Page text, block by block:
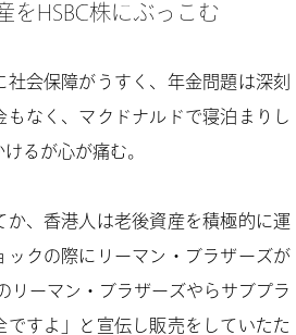
をHSBC株にぶっこむ
会保障がうすく、年金問題は深刻
もなく、マクドナルドで寝泊まりし
るが心が痛む。
か、香港人は老後資産を積極的に運
ックの際にリーマン・ブラザーズが
リーマン・ブラザーズやらサブプラ
ですよ」と宣伝し販売をしていたた